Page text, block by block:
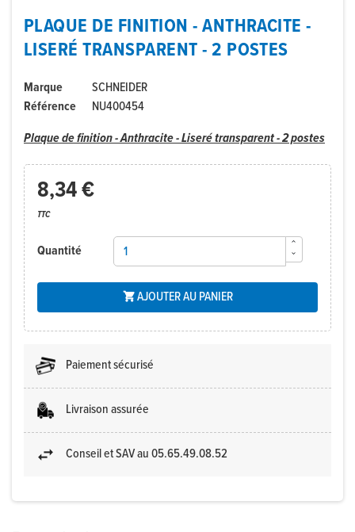
PLAQUE DE FINITION - ANTHRACITE -
LISERÉ TRANSPARENT - 2 POSTES
Marque
SCHNEIDER
Référence
NU400454
Plaque de finition - Anthracite - Liseré transparent - 2 postes
8,34 €
TTC
Quantité
AJOUTER AU PANIER
Paiement sécurisé
Livraison assurée
Conseil et SAV au 05.65.49.08.52